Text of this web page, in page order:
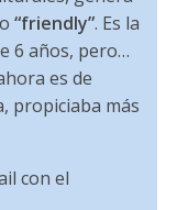
“friendly”. Es la
6 años, pero…
es de
propiciaba más
con el